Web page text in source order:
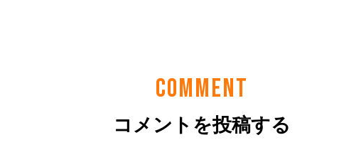
COMMENT
コメントを投稿する